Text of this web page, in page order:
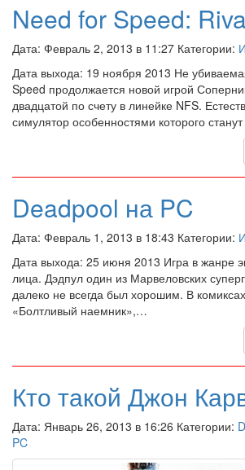
Need for Speed:
Дата: Февраль 2, 2013 в 11:27 Категории:
Дата выхода: 19 ноября 2013 Не
Speed продолжается новой игрой
двадцатой по счету в линейке NFS.
симулятор особенностями которого
Deadpool на PC
Дата: Февраль 1, 2013 в 18:43 Категории:
Дата выхода: 25 июня 2013 Игра в жанре
лица. Дэдпул один из Марвеловских
далеко не всегда был хорошим. В
«Болтливый наемник»,…
Кто такой Джон
Дата: Январь 26, 2013 в 16:26 Категории:
PC